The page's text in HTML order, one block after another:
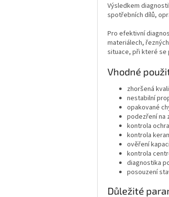
Výsledkem
spotřebních dílů,
Pro efektivní
materiálech,
situace, při které se
Vhodné
zhoršená
nestabilní
opakované
podezření na
kontrola
kontrola
ověření
kontrola
diagnostika
posouzení
Důležité